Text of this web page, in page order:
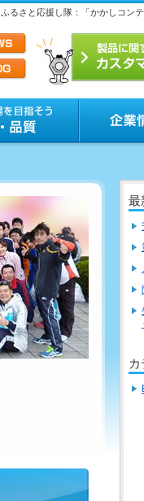
ふるさと応援し隊：「かかしコンテ
最
カ